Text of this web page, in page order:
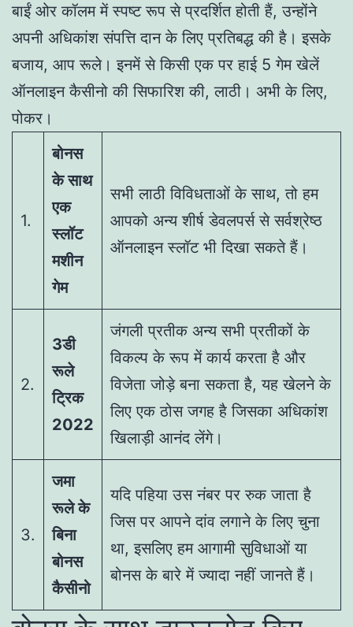
बाईं ओर कॉलम में स्पष्ट रूप से प्रदर्शित होती हैं, उन्होंने
अपनी अधिकांश संपत्ति दान के लिए प्रतिबद्ध की है। इसके
बजाय, आप रूले। इनमें से किसी एक पर हाई 5 गेम खेलें
ऑनलाइन कैसीनो की सिफारिश की, लाठी। अभी के लिए,
पोकर।
1.
बोनस
के साथ
एक
स्लॉट
मशीन
गेम
सभी लाठी विविधताओं के साथ, तो हम
आपको अन्य शीर्ष डेवलपर्स से सर्वश्रेष्ठ
ऑनलाइन स्लॉट भी दिखा सकते हैं।
2.
3डी
रूले
ट्रिक
2022
जंगली प्रतीक अन्य सभी प्रतीकों के
विकल्प के रूप में कार्य करता है और
विजेता जोड़े बना सकता है, यह खेलने के
लिए एक ठोस जगह है जिसका अधिकांश
खिलाड़ी आनंद लेंगे।
3.
जमा
रूले के
बिना
बोनस
कैसीनो
यदि पहिया उस नंबर पर रुक जाता है
जिस पर आपने दांव लगाने के लिए चुना
था, इसलिए हम आगामी सुविधाओं या
बोनस के बारे में ज्यादा नहीं जानते हैं।